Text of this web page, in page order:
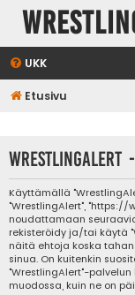
UKK
Etusivu
WrestlingAlert
Käyttämällä
"WrestlingAlert",
noudattamaan
rekisteröidy ja/tai käytä
näitä ehtoja koska
sinua. On kuitenkin
"WrestlingAlert"-
muodossa, kuin ne on